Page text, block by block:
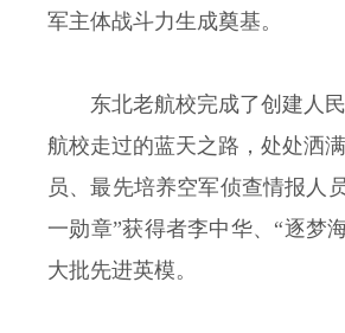
军主体战斗力生成奠基。
东北老航校完成了创建人
航校走过的蓝天之路，处处洒
员、最先培养空军侦查情报人
一勋章”获得者李中华、“逐梦
大批先进英模。